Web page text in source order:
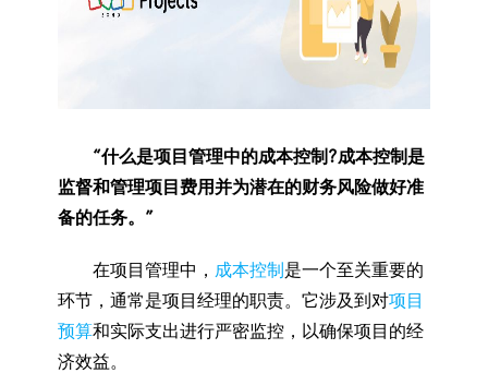
“什么是项目管理中的成本控制?成本控制是
监督和管理项目费用并为潜在的财务风险做好准
备的任务。”
在项目管理中， 成本控制是一个至关重要的
环节，通常是项目经理的职责。它涉及到对项目
预算和实际支出进行严密监控，以确保项目的经
济效益。